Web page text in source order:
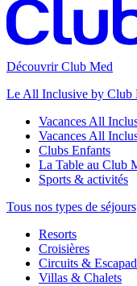
Découvrir Club Med
Le All Inclusive by Club
Vacances All
Vacances All
Clubs Enfants
La Table au Club
Sports & activités
Tous nos types de séjours
Resorts
Croisières
Circuits &
Villas & Chalets